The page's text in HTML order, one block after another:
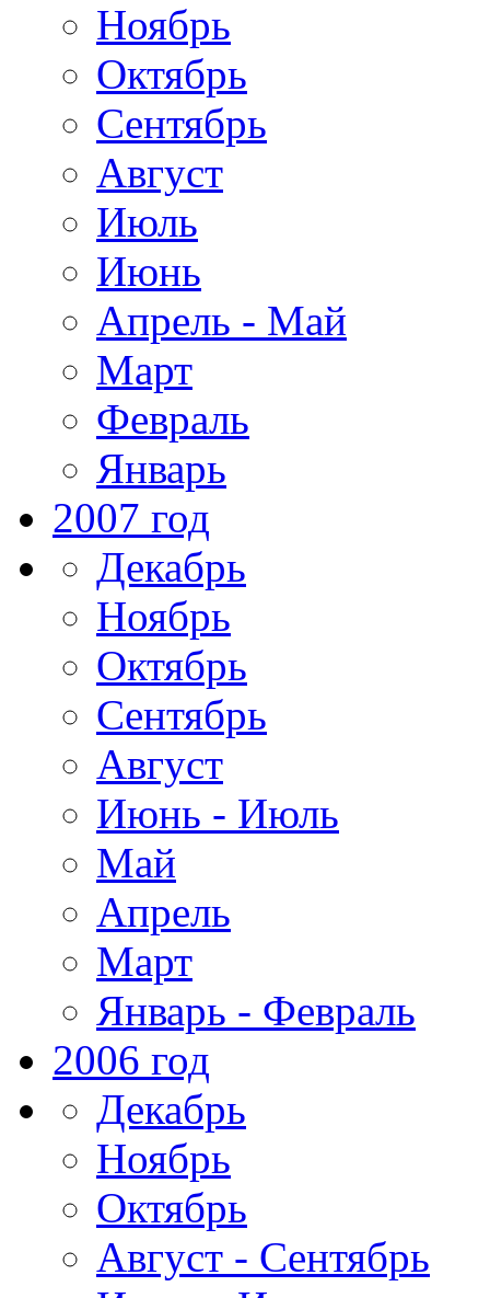
Ноябрь
Октябрь
Сентябрь
Август
Июль
Июнь
Апрель - Май
Март
Февраль
Январь
2007 год
Декабрь
Ноябрь
Октябрь
Сентябрь
Август
Июнь - Июль
Май
Апрель
Март
Январь - Февраль
2006 год
Декабрь
Ноябрь
Октябрь
Август - Сентябрь